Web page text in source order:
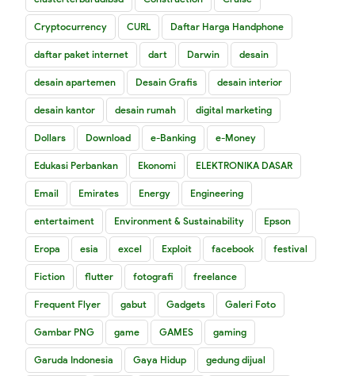
Cryptocurrency CURL Daftar Harga Handphone
daftar paket internet dart Darwin desain
desain apartemen Desain Grafis desain interior
desain kantor desain rumah digital marketing
Dollars Download e-Banking e-Money
Edukasi Perbankan Ekonomi ELEKTRONIKA DASAR
Email Emirates Energy Engineering
entertaiment Environment & Sustainability Epson
Eropa esia excel Exploit facebook festival
Fiction flutter fotografi freelance
Frequent Flyer gabut Gadgets Galeri Foto
Gambar PNG game GAMES gaming
Garuda Indonesia Gaya Hidup gedung dijual